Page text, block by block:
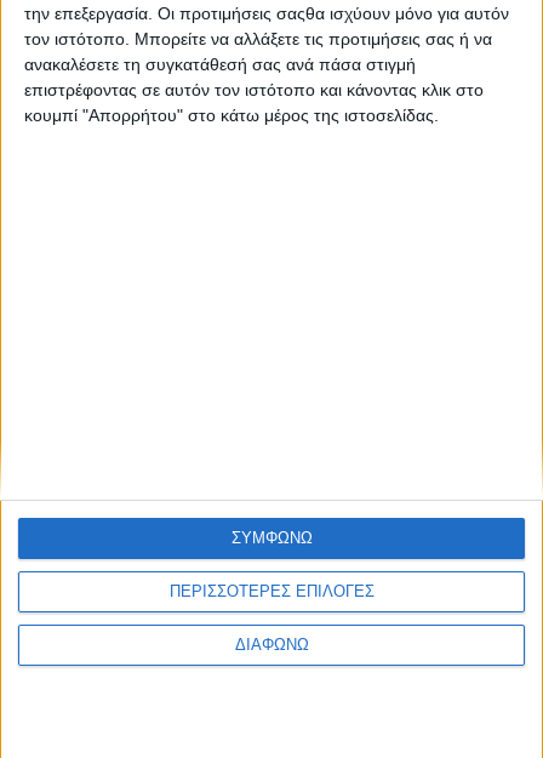
την επεξεργασία. Οι προτιμήσεις σαςθα ισχύουν μόνο για αυτόν
τον ιστότοπο. Μπορείτε να αλλάξετε τις προτιμήσεις σας ή να
ανακαλέσετε τη συγκατάθεσή σας ανά πάσα στιγμή
επιστρέφοντας σε αυτόν τον ιστότοπο και κάνοντας κλικ στο
κουμπί "Απορρήτου" στο κάτω μέρος της ιστοσελίδας.
ΠΕΡΙΣΣΟΤΕΡΕΣ ΕΠΙΛΟΓΕΣ
ΔΙΑΦΩΝΩ
ΣΥΜΦΩΝΩ
διατροφή & lifestyle
Κεφάλαιο
“Διατροφικά trends”:
17 ΑΠΡ
Φυτικά Εναλλακτικά
Gourmet: θρέψη και
απόλαυση σε κάθε
γεύμα!